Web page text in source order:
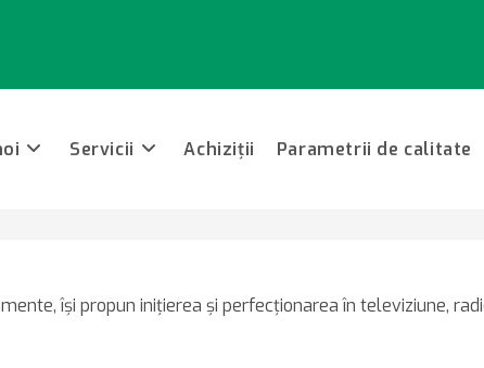
Servicii Achiziții Parametrii de calitate
îşi propun iniţierea şi perfecţionarea în televiziune,